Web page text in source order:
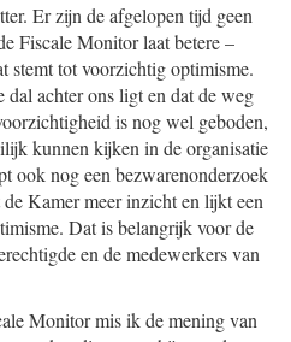
Er zijn de afgelopen tijd geen
Fiscale Monitor laat betere –
stemt tot voorzichtig optimisme.
achter ons ligt en dat de weg
is nog wel geboden,
kunnen kijken in de organisatie
ook nog een bezwarenonderzoek
Kamer meer inzicht en lijkt een
Dat is belangrijk voor de
en de medewerkers van
Monitor mis ik de mening van